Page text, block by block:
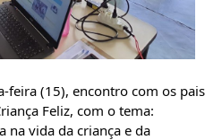
feira (15), encontro com os pais
Feliz, com o tema:
na vida da criança e da